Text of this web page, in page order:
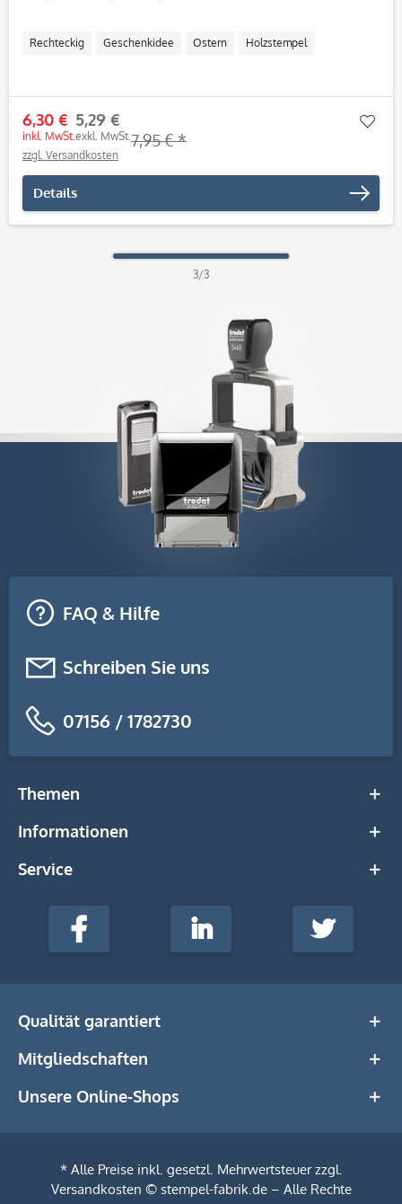
Rechteckig Geschenkidee Ostern Holzstempel
6,30 €
inkl. MwSt.
5,29 €
exkl. MwSt.7,95 € *
zzgl. Versandkosten
Details
3/3
FAQ & Hilfe
Schreiben Sie uns
07156 / 1782730
Themen
Informationen
Service
stempel-
Media
Facebook LinkedIn Twitter
Qualität garantiert
Mitgliedschaften
Unsere Online-Shops
* Alle Preise inkl. gesetzl. Mehrwertsteuer zzgl.
Versandkosten © stempel-fabrik.de – Alle Rechte